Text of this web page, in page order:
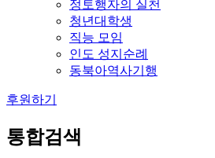
정토행자의 실천
청년대학생
직능 모임
인도 성지순례
동북아역사기행
후원하기
통합검색